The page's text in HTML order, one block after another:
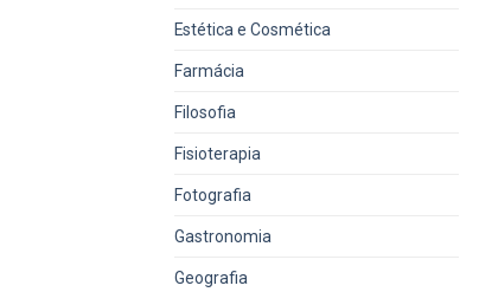
Estética e Cosmética
Farmácia
Filosofia
Fisioterapia
Fotografia
Gastronomia
Geografia